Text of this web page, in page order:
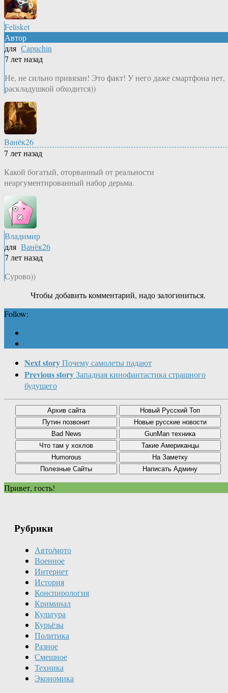
Felisket
Автор
для Capuchin
7 лет назад
Не, не сильно привязан! Это факт! У него даже смартфона нет,
раскладушкой обходится))
Ванёк26
7 лет назад
Какой богатый, оторванный от реальности
неаргументированный набор дерьма.
Владимир
для Ванёк26
7 лет назад
Сурово))
Чтобы добавить комментарий, надо залогиниться.
Follow:
Next storyПочему самолеты падают
Previous storyЗападная кинофантастика страшного
будущего
Привет, гость!
Рубрики
Авто/мото
Военное
Интернет
История
Конспирология
Криминал
Культура
Курьёзы
Политика
Разное
Смешное
Техника
Экономика